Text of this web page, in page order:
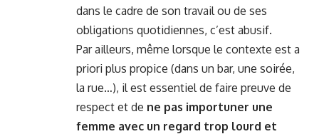
dans le cadre de son travail ou de ses
obligations quotidiennes, c’est abusif.
Par ailleurs, même lorsque le contexte est a
priori plus propice (dans un bar, une soirée,
la rue…), il est essentiel de faire preuve de
respect et de ne pas importuner une
femme avec un regard trop lourd et